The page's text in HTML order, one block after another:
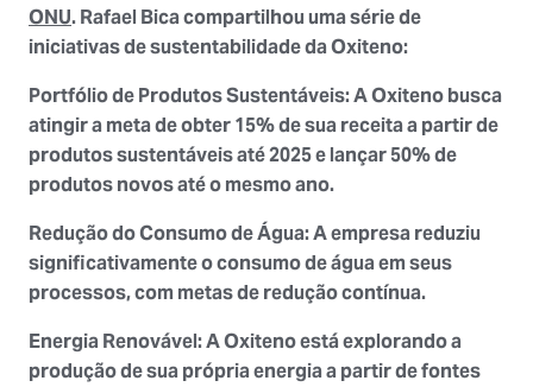
ONU. Rafael Bica compartilhou uma série de
iniciativas de sustentabilidade da Oxiteno:
Portfólio de Produtos Sustentáveis: A Oxiteno busca
atingir a meta de obter 15%de sua receita a partir de
produtos sustentáveis até 2025 e lançar 50% de
produtos novos até o mesmo ano.
Redução do Consumo de Água: A empresa reduziu
significativamente o consumo de água em seus
processos, com metas de redução contínua.
Energia Renovável: A Oxiteno está explorando a
produção de sua própria energia a partir de fontes